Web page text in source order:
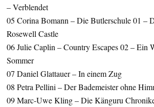
– Verblendet
05 Corina Bomann – Die Butlerschule 01 –
Rosewell Castle
06 Julie Caplin – Country Escapes 02 – Ein
Sommer
07 Daniel Glattauer – In einem Zug
08 Petra Pellini – Der Bademeister ohne
09 Marc-Uwe Kling – Die Känguru